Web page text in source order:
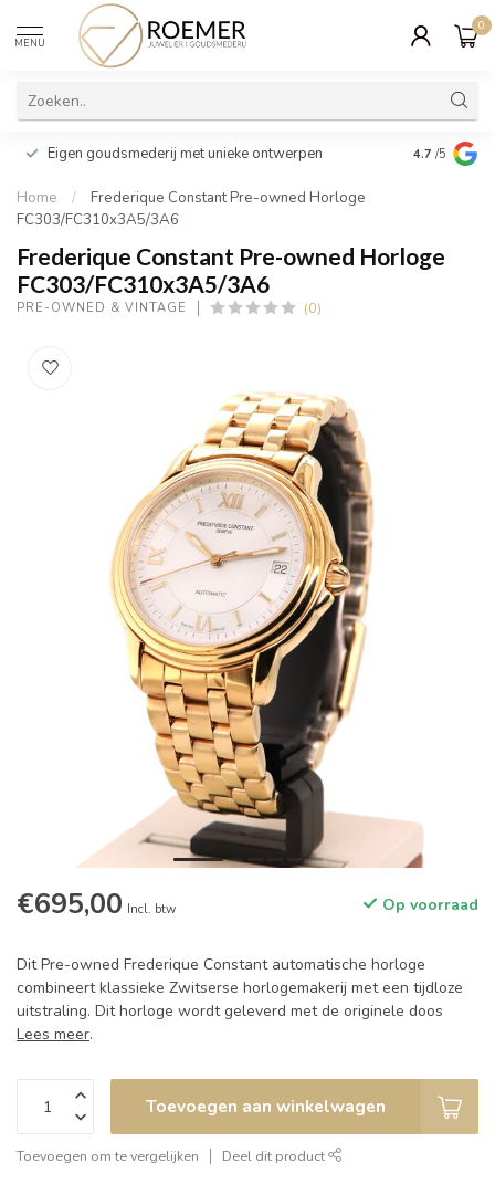
MENU
0
Eigen goudsmederij met unieke ontwerpen Wij
cadeau
4.7 /5
Home /
Frederique Constant Pre-owned Horloge
FC303/FC310x3A5/3A6
Frederique Constant Pre-owned Horloge
FC303/FC310x3A5/3A6
PRE-OWNED & VINTAGE (0)
€695,00 Incl. btw Op voorraad
Dit Pre-owned Frederique Constant automatische horloge
combineert klassieke Zwitserse horlogemakerij met een tijdloze
uitstraling. Dit horloge wordt geleverd met de originele doos
Lees meer.
Toevoegen aan winkelwagen
Toevoegen om te vergelijken Deel dit product